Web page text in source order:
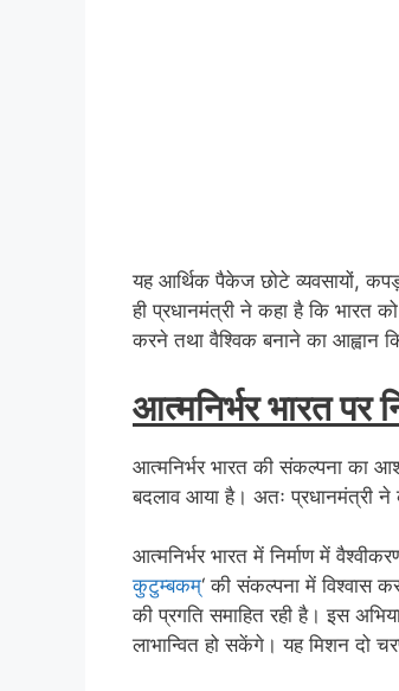
यह आर्थिक पैकेज छोटे व्यवसायों,
ही प्रधानमंत्री ने कहा है कि भारत
करने तथा वैश्विक बनाने का आह्वान
आत्मनिर्भर भारत पर
आत्मनिर्भर भारत की संकल्पना का
बदलाव आया है। अतः प्रधानमंत्री
आत्मनिर्भर भारत में निर्माण में
कुटुम्बकम्‘ की संकल्पना में विश्वास
की प्रगति समाहित रही है। इस
लाभान्वित हो सकेंगे। यह मिशन दो